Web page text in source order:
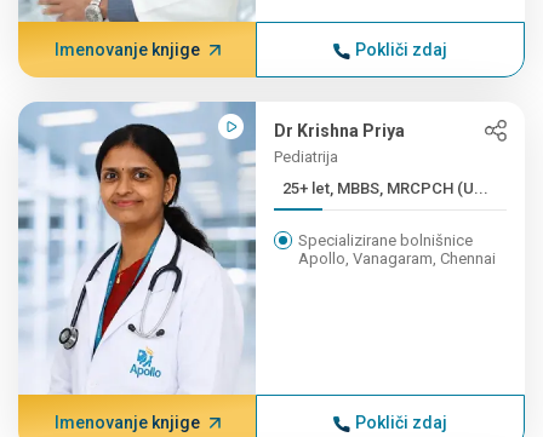
Imenovanje knjige Pokliči zdaj
Dr Krishna Priya
Pediatrija
25+ let, MBBS, MRCPCH (U...
Specializirane bolnišnice
Apollo, Vanagaram, Chennai
Imenovanje knjige Pokliči zdaj